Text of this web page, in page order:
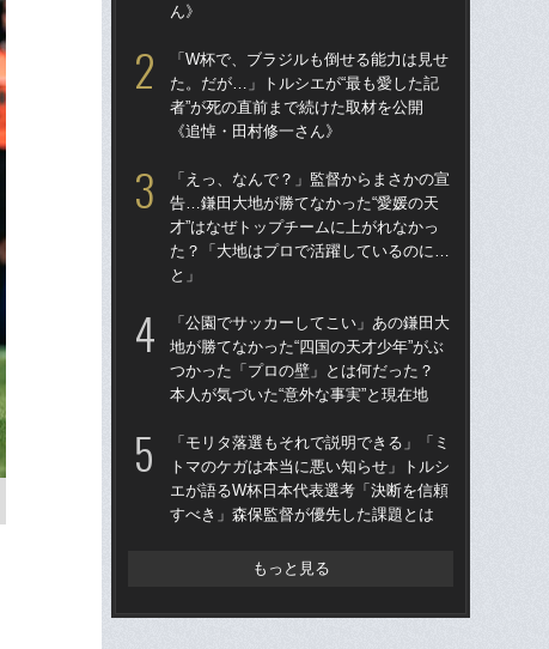
ん》
「W杯で、ブラジルも倒せる能力は見せ
た。だが…」トルシエが“最も愛した記
者”が死の直前まで続けた取材を公開
《追悼・田村修一さん》
「えっ、なんで？」監督からまさかの宣
告…鎌田大地が勝てなかった“愛媛の天
才”はなぜトップチームに上がれなかっ
た？「大地はプロで活躍しているのに…
と」
「公園でサッカーしてこい」あの鎌田大
地が勝てなかった“四国の天才少年”がぶ
つかった「プロの壁」とは何だった？
本人が気づいた“意外な事実”と現在地
「モリタ落選もそれで説明できる」「ミ
トマのケガは本当に悪い知らせ」トルシ
エが語るW杯日本代表選考「決断を信頼
すべき」森保監督が優先した課題とは
もっと見る